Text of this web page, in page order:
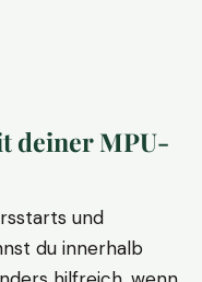
deiner MPU-
und
du innerhalb